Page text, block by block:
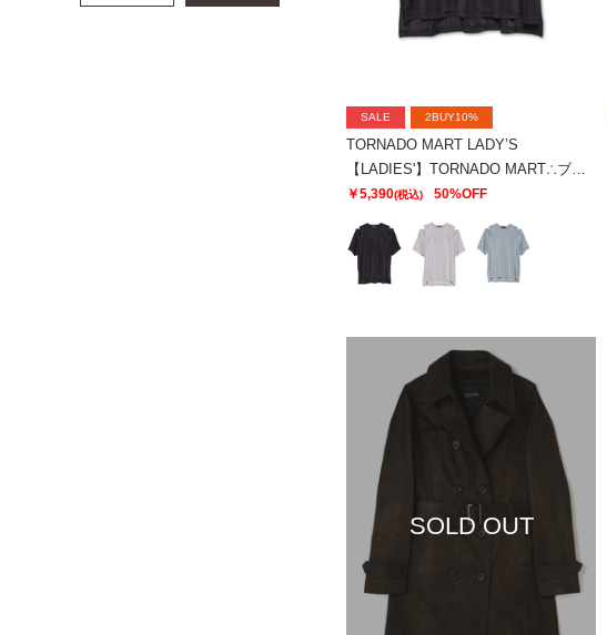
SALE 2BUY10%
TORNADO MART LADY’S
￥5,390(税込) 50%OFF
SOLD OUT